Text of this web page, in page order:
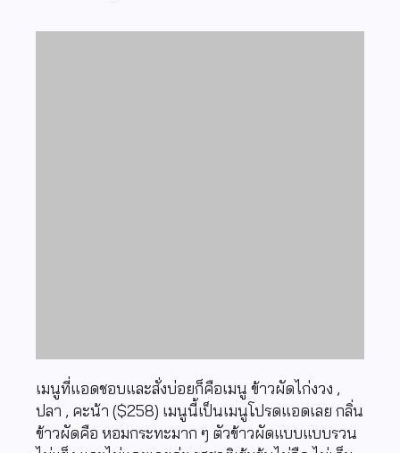
เมนูที่แอดชอบและสั่งบ่อยก็คือเมนู ข้าวผัดไก่งวง ,
ปลา , คะน้า ($258) เมนูนี้เป็นเมนูโปรดแอดเลย กลิ่น
ข้าวผัดคือ หอมกระทะมาก ๆ ตัวข้าวผัดแบบแบบรวน